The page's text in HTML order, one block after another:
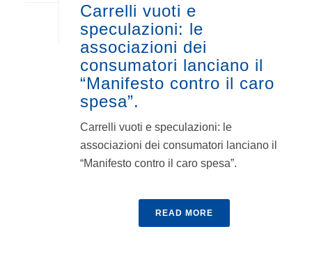
Carrelli vuoti e
speculazioni: le
associazioni dei
consumatori lanciano il
“Manifesto contro il caro
spesa”.
Carrelli vuoti e speculazioni: le
associazioni dei consumatori lanciano il
“Manifesto contro il caro spesa”.
READ MORE